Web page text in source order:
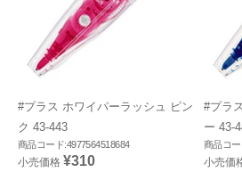
#プラス ホワイパーラッシュ ピン
ク 43-443
商品コード:4977564518684
小売価格 ¥310
#プラ
ー 43-
商品コー
小売価